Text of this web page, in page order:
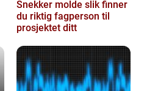
Snekker molde slik finner
du riktig fagperson til
prosjektet ditt